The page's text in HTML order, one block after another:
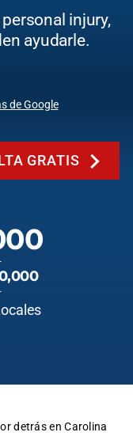
injury,
ayudarle.
de Google
GRATIS
detrás en Carolina